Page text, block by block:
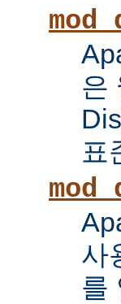
은
표
사
를